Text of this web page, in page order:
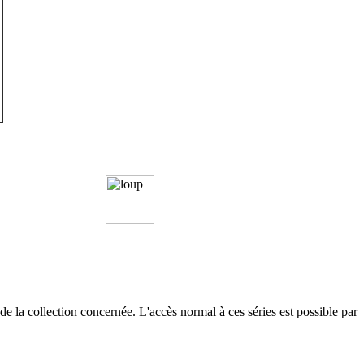
la collection concernée. L'accès normal à ces séries est possible par